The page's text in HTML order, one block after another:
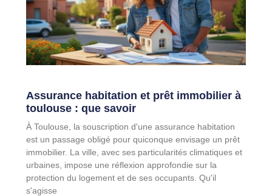
Assurance habitation et prêt immobilier à
toulouse : que savoir
À Toulouse, la souscription d'une assurance habitation
est un passage obligé pour quiconque envisage un prêt
immobilier. La ville, avec ses particularités climatiques et
urbaines, impose une réflexion approfondie sur la
protection du logement et de ses occupants. Qu'il
s'agisse